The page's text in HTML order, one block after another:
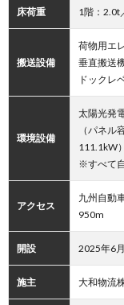
床荷重 1階：2.0t
搬送設備
荷物用エ
垂直搬送
ドックレ
環境設備
太陽光発
（パネル
111.1kW）
※すべて
アクセス
九州自動
950m
開設 2025年6
施主 大和物流